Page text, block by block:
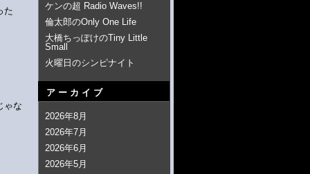
た
ゃな
ケンの超 Radio Waves!!
倫太郎のOnly One Life
大橋ちっぽけのTiny Little
Small
火曜日のシンピナイト
アーカイブ
2026年8月
2026年7月
2026年6月
2026年5月